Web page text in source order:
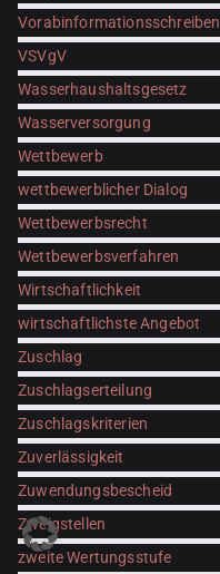
Vorabinformationsschreiben
VSVgV
Wasserhaushaltsgesetz
Wasserversorgung
Wettbewerb
wettbewerblicher Dialog
Wettbewerbsrecht
Wettbewerbsverfahren
Wirtschaftlichkeit
wirtschaftlichste Angebot
Zuschlag
Zuschlagserteilung
Zuschlagskriterien
Zuverlässigkeit
Zuwendungsbescheid
Zweigstellen
zweite Wertungsstufe